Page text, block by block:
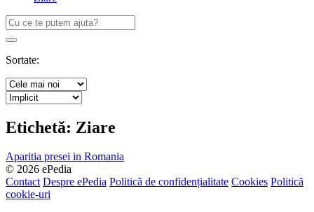
Caută
după:
Search
Sortate:
Etichetă: Ziare
Aparitia presei in Romania
© 2026 ePedia
Contact Despre ePedia Politică de confidențialitate Cookies Politică
cookie-uri